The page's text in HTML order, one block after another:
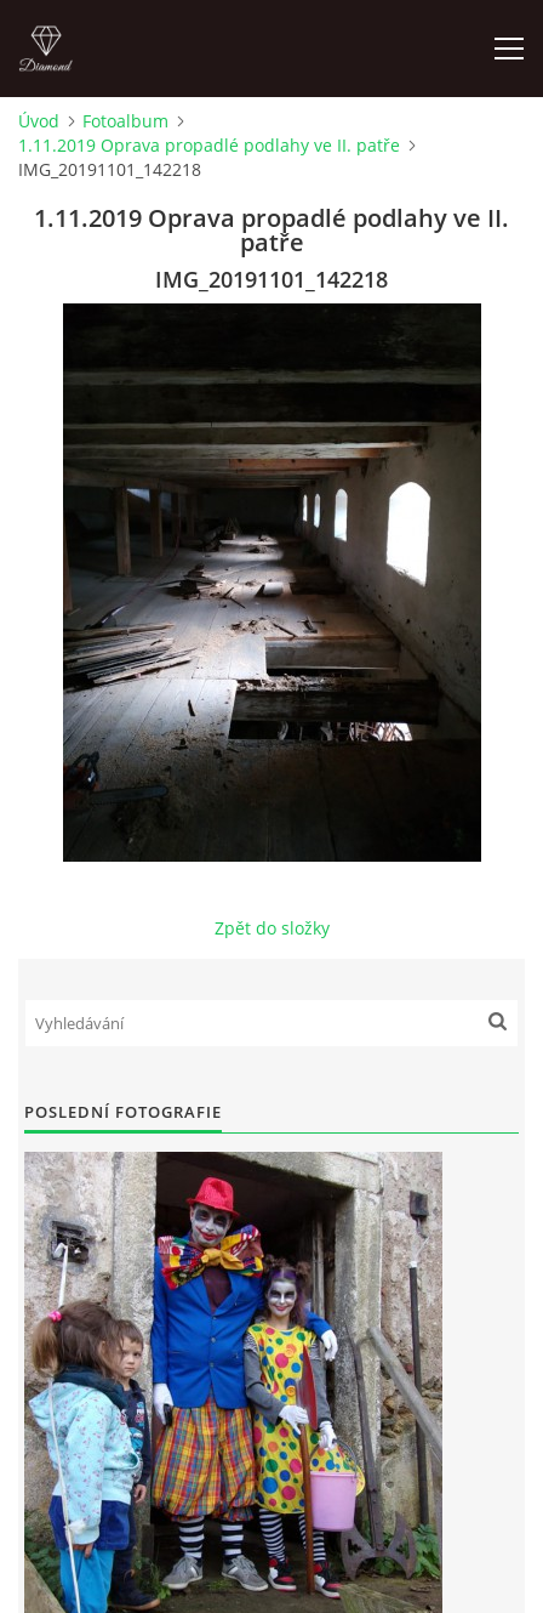
LETNÍ KINO NA HRADĚ 2022
ÚVOD
FOTOALBUM
© 2026 eStránky.cz |
Úvod
Fotoalbum
1.11.2019 Oprava propadlé podlahy ve II. patře
IMG_20191101_142218
1.11.2019 Oprava propadlé podlahy ve II.
patře
IMG_20191101_142218
Zpět do složky
POSLEDNÍ FOTOGRAFIE